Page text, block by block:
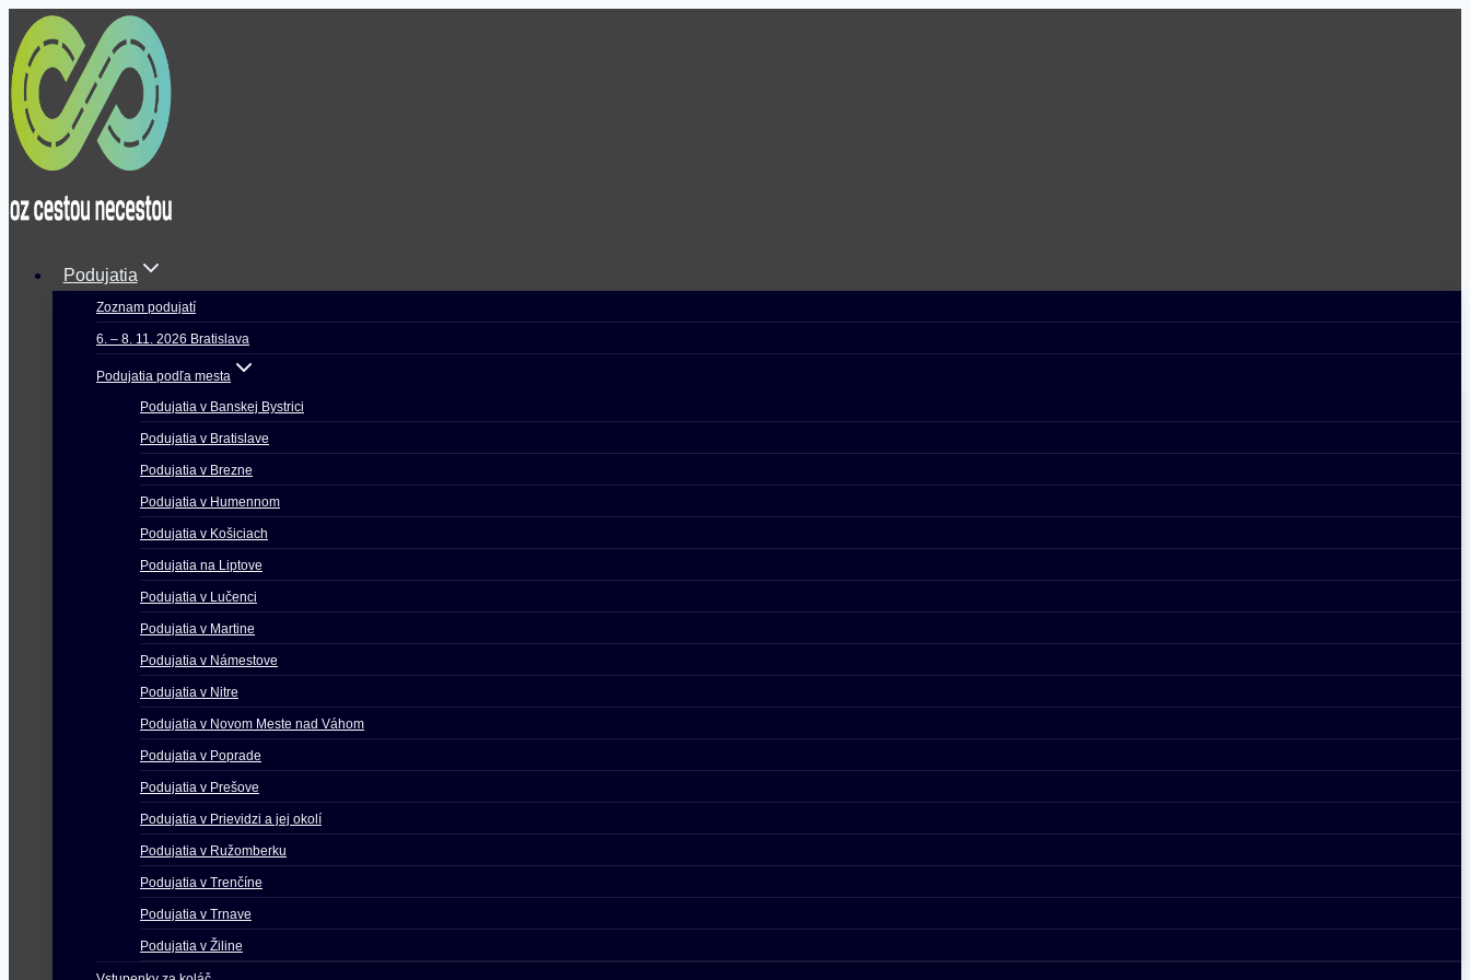
Skip
to
content
Podujatia
Zoznam podujatí
6. – 8. 11. 2026 Bratislava
Podujatia podľa mesta
Podujatia v Banskej Bystrici
Podujatia v Bratislave
Podujatia v Brezne
Podujatia v Humennom
Podujatia v Košiciach
Podujatia na Liptove
Podujatia v Lučenci
Podujatia v Martine
Podujatia v Námestove
Podujatia v Nitre
Podujatia v Novom Meste nad Váhom
Podujatia v Poprade
Podujatia v Prešove
Podujatia v Prievidzi a jej okolí
Podujatia v Ružomberku
Podujatia v Trenčíne
Podujatia v Trnave
Podujatia v Žiline